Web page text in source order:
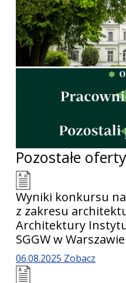
Pozostałe
Wyniki konkursu
z zakresu
Architektury
SGGW w Warszawie
06.08.2025 Zobacz